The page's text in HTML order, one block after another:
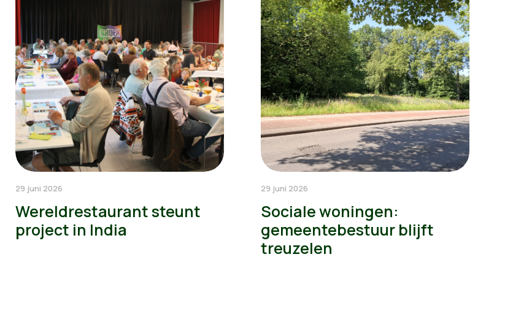
29 juni 2026
Wereldrestaurant steunt
project in India
29 juni 2026
Sociale woningen:
gemeentebestuur blijft
treuzelen